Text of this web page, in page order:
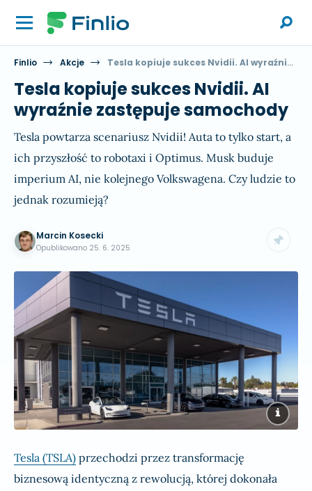
Finlio Akcje Tesla kopiuje sukces Nvidii. AI wyraźnie zastępuje samochody
Tesla kopiuje sukces Nvidii. AI
wyraźnie zastępuje samochody
Tesla powtarza scenariusz Nvidii! Auta to tylko start, a
ich przyszłość to robotaxi i Optimus. Musk buduje
imperium AI, nie kolejnego Volkswagena. Czy ludzie to
jednak rozumieją?
Marcin Kosecki
Opublikowano 25. 6. 2025
Tesla (TSLA) przechodzi przez transformację
biznesową identyczną z rewolucją, której dokonała